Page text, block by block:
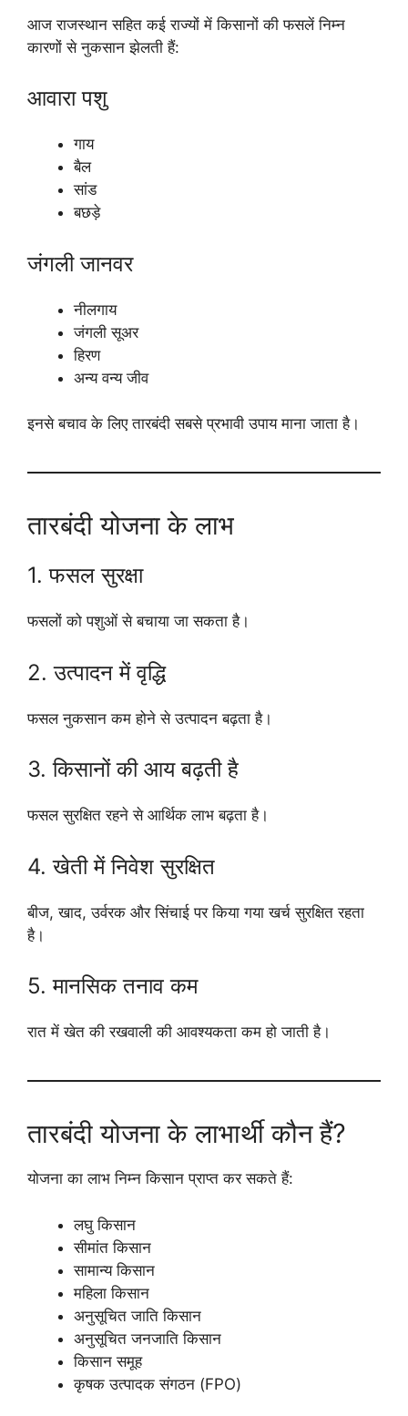
आज राजस्थान सहित कई राज्यों में किसानों की फसलें निम्न
कारणों से नुकसान झेलती हैं:
आवारा पशु
गाय
बैल
सांड
बछड़े
जंगली जानवर
नीलगाय
जंगली सूअर
हिरण
अन्य वन्य जीव
इनसे बचाव के लिए तारबंदी सबसे प्रभावी उपाय माना जाता है।
तारबंदी योजना के लाभ
1. फसल सुरक्षा
फसलों को पशुओं से बचाया जा सकता है।
2. उत्पादन में वृद्धि
फसल नुकसान कम होने से उत्पादन बढ़ता है।
3. किसानों की आय बढ़ती है
फसल सुरक्षित रहने से आर्थिक लाभ बढ़ता है।
4. खेती में निवेश सुरक्षित
बीज, खाद, उर्वरक और सिंचाई पर किया गया खर्च सुरक्षित रहता
है।
5. मानसिक तनाव कम
रात में खेत की रखवाली की आवश्यकता कम हो जाती है।
तारबंदी योजना के लाभार्थी कौन हैं?
योजना का लाभ निम्न किसान प्राप्त कर सकते हैं:
लघु किसान
सीमांत किसान
सामान्य किसान
महिला किसान
अनुसूचित जाति किसान
अनुसूचित जनजाति किसान
किसान समूह
कृषक उत्पादक संगठन (FPO)